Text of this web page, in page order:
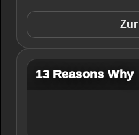
13 Reasons Why